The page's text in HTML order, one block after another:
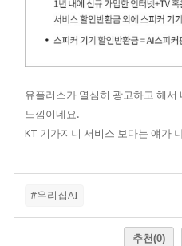
유플러스가 열심히 광고하고 해
느낌이네요.
KT 기가지니 서비스 보다는 얘가
#우리집AI
추천(0)